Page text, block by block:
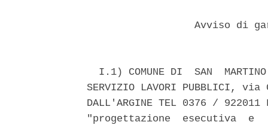
Avviso di
I.1) COMUNE DI  SAN
SERVIZIO LAVORI PUBBLICI,
DALL'ARGINE TEL 0376 /
"progettazione  esecutiva